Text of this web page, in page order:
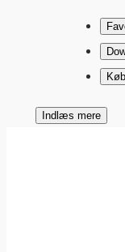
Indlæs mere